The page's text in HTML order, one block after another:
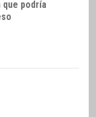
podría